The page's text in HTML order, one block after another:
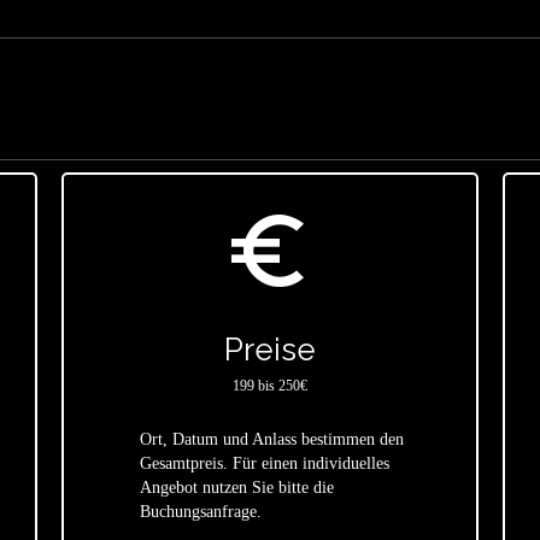
euro_symbol
Preise
199 bis 250€
Ort, Datum und Anlass bestimmen den
Gesamtpreis. Für einen individuelles
Angebot nutzen Sie bitte die
Buchungsanfrage.